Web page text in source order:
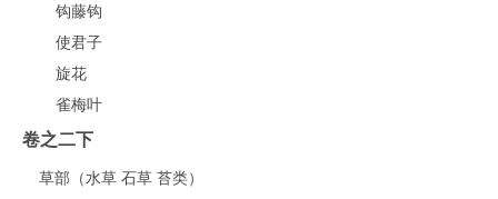
钩藤钩
使君子
旋花
雀梅叶
卷之二下
草部（水草 石草 苔类）